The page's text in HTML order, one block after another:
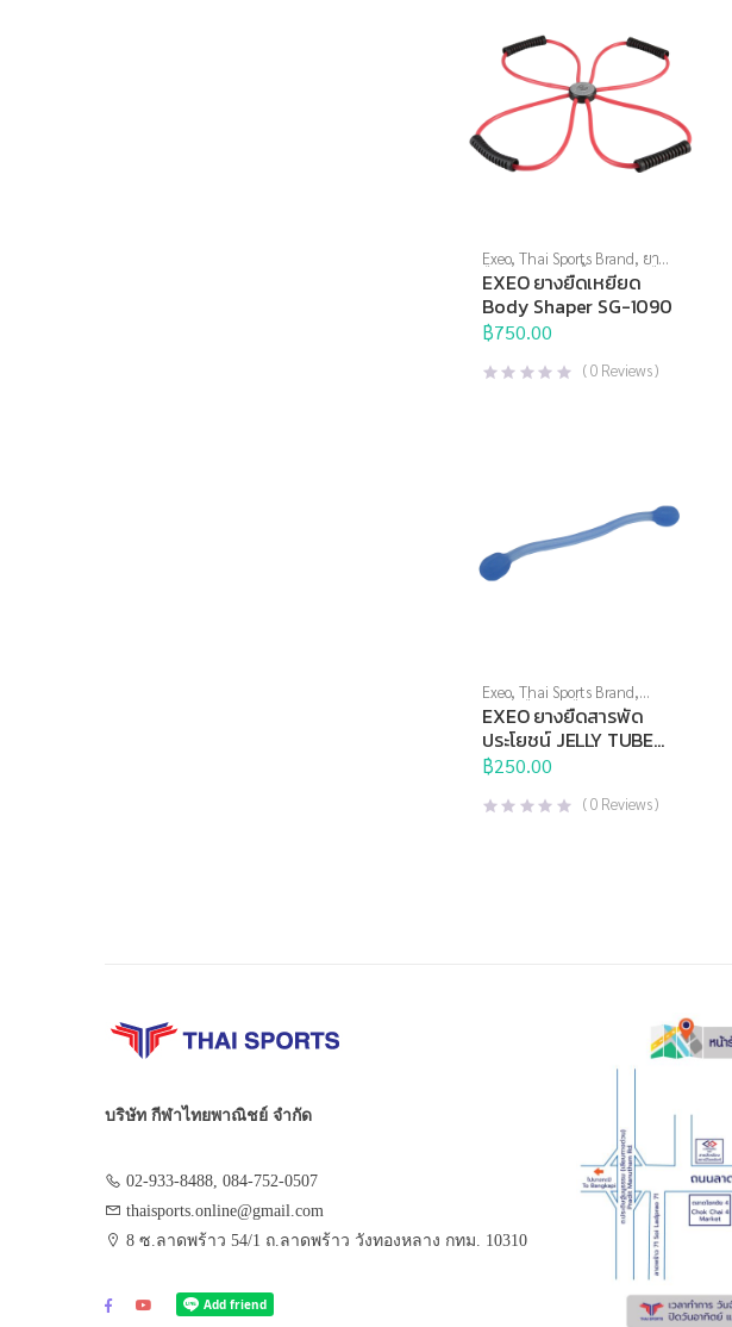
Exeo,Thai Sports Brand, ยาง
ยืด,สร้างกล้ามเนื้อ,อุปกรณ์ยืด
เหยียด
EXEO ยางยืดเหยียด
Body Shaper SG-1090
฿750.00
(0 Reviews )
Exeo,Thai Sports Brand,
บริหารมือ,ยางยืด,สร้างกล้าม
เนื้อ,อุปกรณ์คลายกล้ามเนื้อ
อุปกรณ์บริหารกาย, อุปกรณ์ยืด
เหยียด,อุปกรณ์สุขภาพเพื่อผู้สูง
วัย
EXEO ยางยืดสารพัด
ประโยชน์ JELLY TUBE
DP-0936 Medium (ฟ้า)
฿250.00
(0 Reviews )
บริษัท กีฬาไทยพาณิชย์ จำกัด
02-933-8488, 084-752-0507
thaisports.online@gmail.com
8 ซ.ลาดพร้าว 54/1 ถ.ลาดพร้าว วังทองหลาง กทม. 10310